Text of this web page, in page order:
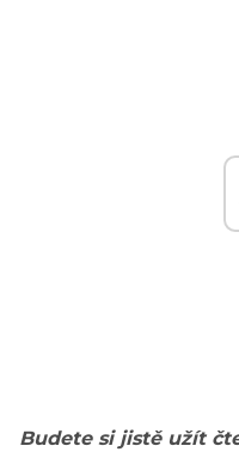
Budete si jistě užít